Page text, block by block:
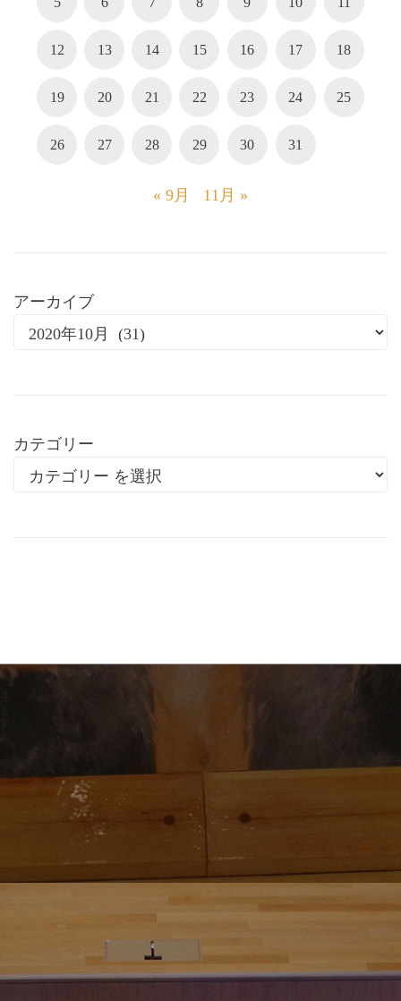
12 13 14 15 16 17 18
19 20 21 22 23 24 25
26 27 28 29 30 31
« 9月 11月 »
アーカイブ
カテゴリー